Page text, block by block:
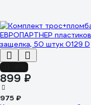
899 ₽
975 ₽